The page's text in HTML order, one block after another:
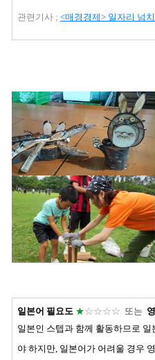
관련기사 ; <매경경제> 일자리 넘
일본어 필요도 ★☆☆☆☆ 또는
일본인 스텝과 함께 활동하므로
야 하지만, 일본어가 어려울 경우